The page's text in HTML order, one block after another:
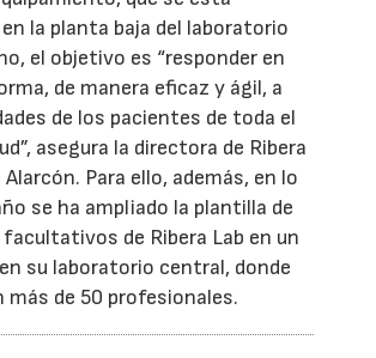
la planta baja del laboratorio
el objetivo es “responder en
de manera eficaz y ágil, a
de los pacientes de toda el
asegura la directora de Ribera
Alarcón. Para ello, además, en lo
se ha ampliado la plantilla de
de Ribera Lab en un
su laboratorio central, donde
más de 50 profesionales.